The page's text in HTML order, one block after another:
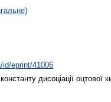
eprint/41006
дисоціації